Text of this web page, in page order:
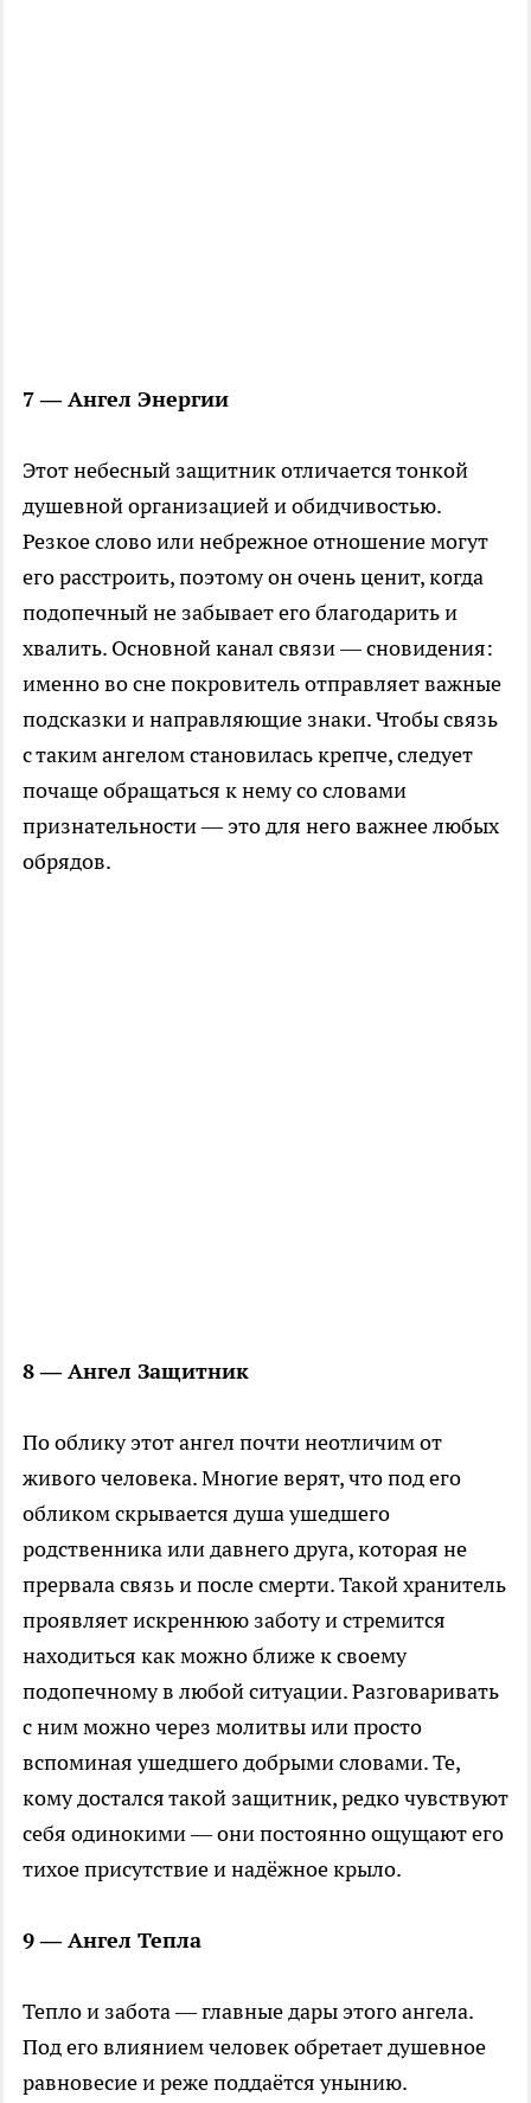
7 — Ангел Энергии
Этот небесный защитник отличается тонкой
душевной организацией и обидчивостью.
Резкое слово или небрежное отношение могут
его расстроить, поэтому он очень ценит, когда
подопечный не забывает его благодарить и
хвалить. Основной канал связи — сновидения:
именно во сне покровитель отправляет важные
подсказки и направляющие знаки. Чтобы связь
с таким ангелом становилась крепче, следует
почаще обращаться к нему со словами
признательности — это для него важнее любых
обрядов.
8 — Ангел Защитник
По облику этот ангел почти неотличим от
живого человека. Многие верят, что под его
обликом скрывается душа ушедшего
родственника или давнего друга, которая не
прервала связь и после смерти. Такой хранитель
проявляет искреннюю заботу и стремится
находиться как можно ближе к своему
подопечному в любой ситуации. Разговаривать
с ним можно через молитвы или просто
вспоминая ушедшего добрыми словами. Те,
кому достался такой защитник, редко чувствуют
себя одинокими — они постоянно ощущают его
тихое присутствие и надёжное крыло.
9 — Ангел Тепла
Тепло и забота — главные дары этого ангела.
Под его влиянием человек обретает душевное
равновесие и реже поддаётся унынию.